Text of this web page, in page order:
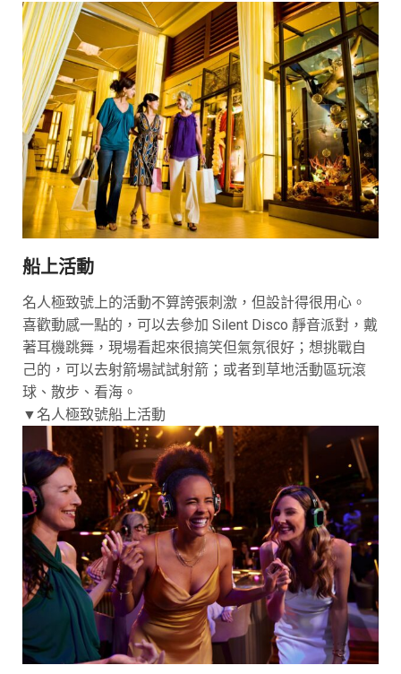
船上活動
名人極致號上的活動不算誇張刺激，但設計得很用心。
喜歡動感一點的，可以去參加 Silent Disco 靜音派對，戴
著耳機跳舞，現場看起來很搞笑但氣氛很好；想挑戰自
己的，可以去射箭場試試射箭；或者到草地活動區玩滾
球、散步、看海。
▼名人極致號船上活動